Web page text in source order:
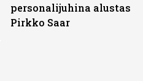
personalijuhina alustas
Pirkko Saar